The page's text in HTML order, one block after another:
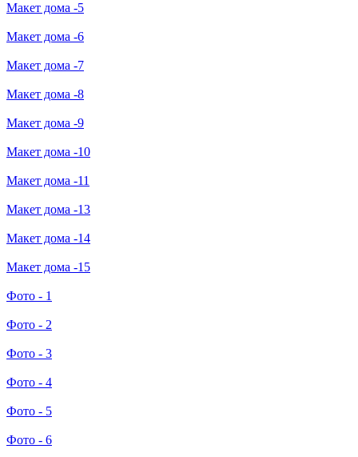
Макет дома -5
Макет дома -6
Макет дома -7
Макет дома -8
Макет дома -9
Макет дома -10
Макет дома -11
Макет дома -13
Макет дома -14
Макет дома -15
Фото - 1
Фото - 2
Фото - 3
Фото - 4
Фото - 5
Фото - 6